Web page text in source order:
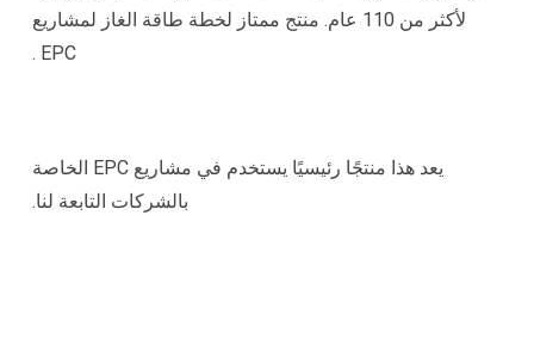
لأكثر من 110 عام. منتج ممتاز لخطة طاقة الغاز لمشاريع
EPC .
يعد هذا منتجًا رئيسيًا يستخدم في مشاريع EPC الخاصة
بالشركات التابعة لنا.